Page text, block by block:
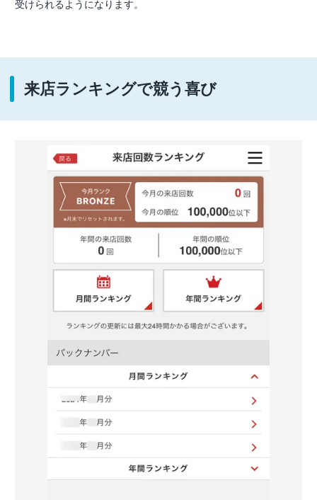
受けられるようになります。
来店ランキングで競う喜び